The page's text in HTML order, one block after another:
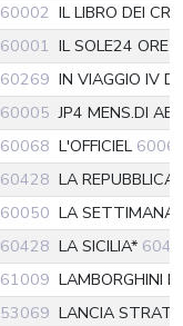
60002 IL LIBRO DEI
60001 IL SOLE24 ORE
60269 IN VIAGGIO IV
60005 JP4 MENS.DI
60068 L'OFFICIEL
60428 LA REPUBBLICA
60050 LA SETTIMANA
60428 LA SICILIA*
61009 LAMBORGHINI
53069 LANCIA